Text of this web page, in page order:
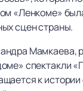
«Ленкоме»
сцен страны.
Мамкаева,
спектакли
к